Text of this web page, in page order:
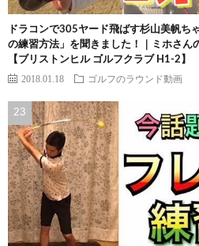
ドラコンで305ヤード飛ばす杉山美帆ち
の練習方法」を聞きました！｜ミホさん
【ブリストンヒル ゴルフクラブ H1-2】
2018.01.18 ゴルフのラウンド動画